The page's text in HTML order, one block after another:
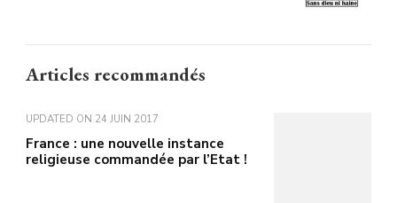
Articles recommandés
UPDATED ON 24 JUIN 2017
France : une nouvelle instance
religieuse commandée par l’Etat !